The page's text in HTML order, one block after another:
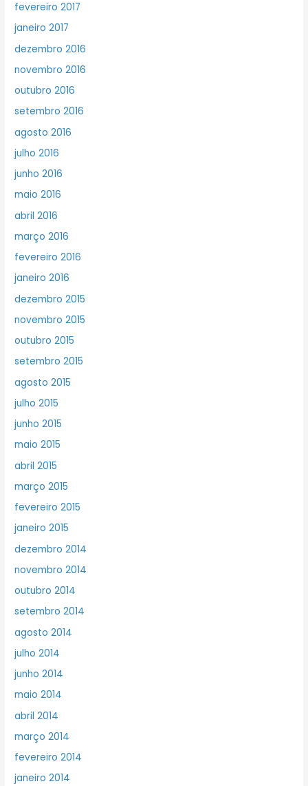
fevereiro 2017
janeiro 2017
dezembro 2016
novembro 2016
outubro 2016
setembro 2016
agosto 2016
julho 2016
junho 2016
maio 2016
abril 2016
março 2016
fevereiro 2016
janeiro 2016
dezembro 2015
novembro 2015
outubro 2015
setembro 2015
agosto 2015
julho 2015
junho 2015
maio 2015
abril 2015
março 2015
fevereiro 2015
janeiro 2015
dezembro 2014
novembro 2014
outubro 2014
setembro 2014
agosto 2014
julho 2014
junho 2014
maio 2014
abril 2014
março 2014
fevereiro 2014
janeiro 2014